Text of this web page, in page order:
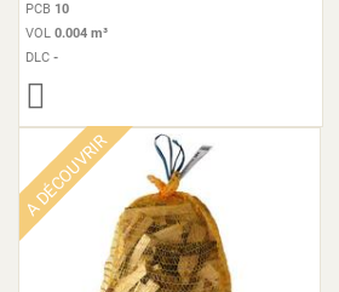
PCB 10
VOL 0.004 m³
DLC -
A DÉCOUVRIR